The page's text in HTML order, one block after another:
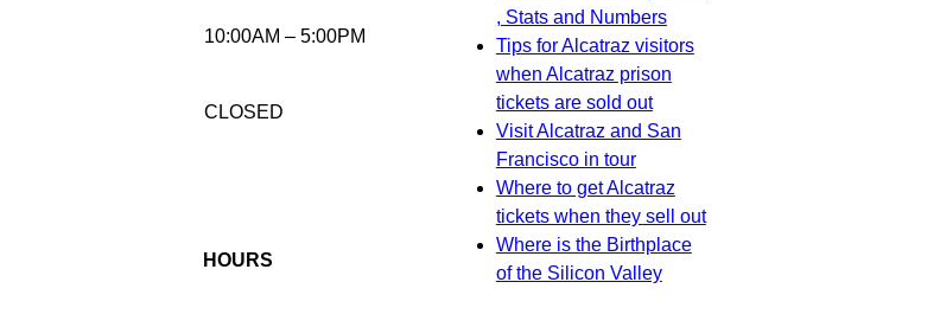
10:00AM – 5:00PM
CLOSED
HOURS
, Stats and Numbers
Tips for Alcatraz visitors
when Alcatraz prison
tickets are sold out
Visit Alcatraz and San
Francisco in tour
Where to get Alcatraz
tickets when they sell out
Where is the Birthplace
of the Silicon Valley